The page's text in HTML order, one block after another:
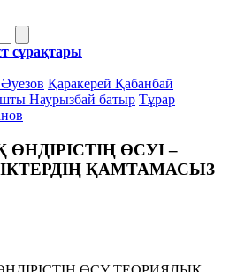
сұрақтары
Қаракерей Қабанбай
Наурызбай батыр Тұрар
ӨСУІ –
ҚАМТАМАСЫЗ